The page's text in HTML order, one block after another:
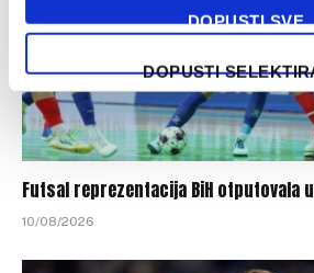
DOPUSTI SVE
DOPUSTI
Futsal reprezentacija BiH otputovala
10/08/2026